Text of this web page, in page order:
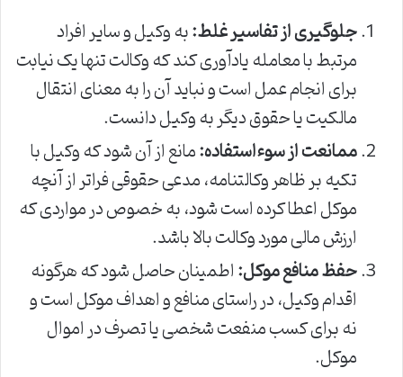
جلوگیری از تفاسیر غلط:به وکیل و سایر افراد
مرتبط با معامله یادآوری کند که وکالت تنها یک نیابت
برای انجام عمل است و نباید آن را به معنای انتقال
مالکیت یا حقوق دیگر به وکیل دانست.
ممانعت از سوءاستفاده:مانع از آن شود که وکیل با
تکیه بر ظاهر وکالتنامه، مدعی حقوقی فراتر از آنچه
موکل اعطا کرده است شود، به خصوص در مواردی که
ارزش مالی مورد وکالت بالا باشد.
حفظ منافع موکل:اطمینان حاصل شود که هرگونه
اقدام وکیل، در راستای منافع و اهداف موکل است و
نه برای کسب منفعت شخصی یا تصرف در اموال
موکل.